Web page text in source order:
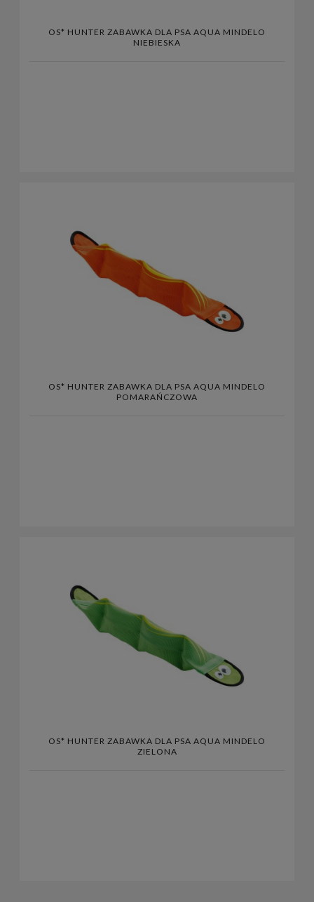
OS* HUNTER ZABAWKA DLA PSA AQUA MINDELO
NIEBIESKA
OS* HUNTER ZABAWKA DLA PSA AQUA MINDELO
POMARAŃCZOWA
OS* HUNTER ZABAWKA DLA PSA AQUA MINDELO
ZIELONA